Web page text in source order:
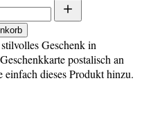
Geschenk in
postalisch an
einfach dieses Produkt hinzu.